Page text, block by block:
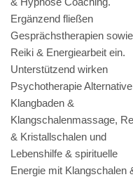
Ergänzend fließen
Gesprächstherapien sowie
Reiki & Energiearbeit ein.
Unterstützend wirken
Psychotherapie
Klangbaden &
Klangschalenmassage,
& Kristallschalen und
Lebenshilfe & spirituelle
Energie mit Klangschalen